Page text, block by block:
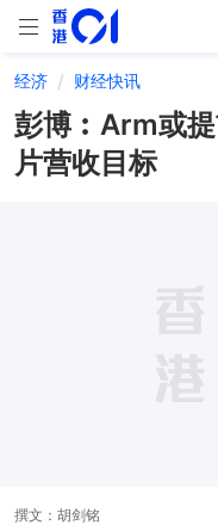
经济 财经快讯
彭博︰Arm或
片营收目标
撰文： 胡剑铭